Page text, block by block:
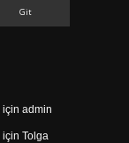
için admin
için Tolga